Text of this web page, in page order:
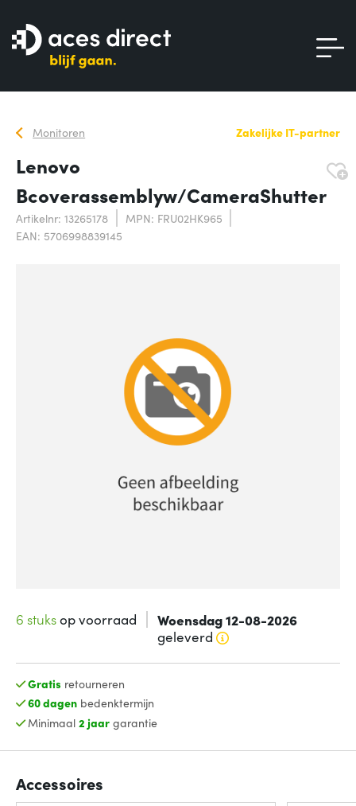
Monitoren Zakelijke IT-partner
Lenovo
Bcoverassemblyw/CameraShutter
Artikelnr: 13265178
MPN: FRU02HK965
EAN: 5706998839145
6 stuksop voorraad Woensdag 12-08-2026
geleverd
Gratis retourneren
60 dagenbedenktermijn
Minimaal 2 jaargarantie
Accessoires